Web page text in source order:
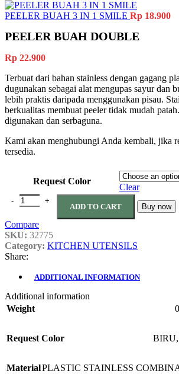
PEELER BUAH 3 IN 1 SMILE Rp 18.900
PEELER BUAH DOUBLE
Rp 22.900
Terbuat dari bahan stainless dengan gagang
dugunakan sebagai alat mengupas sayur dan
lebih praktis daripada menggunakan pisau.
berkualitas membuat peeler tidak mudah
digunakan dan serbaguna.
Kami akan menghubungi Anda kembali, jika
tersedia.
Request Color
Clear
ADD TO CART Buy now
Compare
SKU: 32775
Category: KITCHEN UTENSILS
Share:
ADDITIONAL INFORMATION
Additional information
Weight
Request Color BIRU,
MaterialPLASTIC STAINLESS